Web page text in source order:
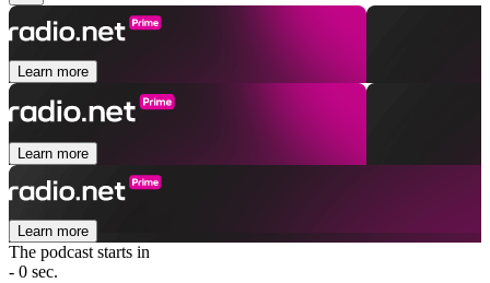
Learn more
Learn more
Learn more
The podcast starts in
- 0 sec.